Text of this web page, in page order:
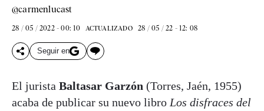
@carmenlucast
28 / 05 / 2022 - 00: 10 ACTUALIZADO 28 / 05 / 22 - 12: 08
Seguir en
El jurista Baltasar Garzón (Torres, Jaén, 1955)
acaba de publicar su nuevo libro Los disfraces del